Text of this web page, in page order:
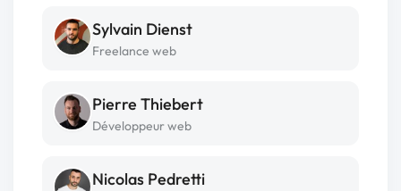
Sylvain Dienst
Freelance web
Pierre Thiebert
Développeur web
Nicolas Pedretti